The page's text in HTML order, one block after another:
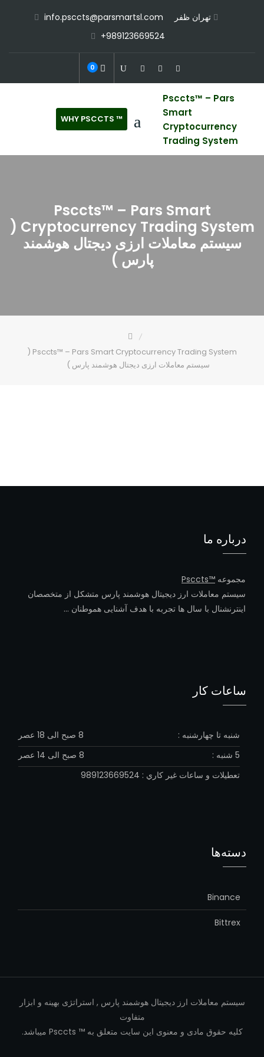
تهران ظفر
info.psccts@parsmartsl.com
+989123669524
0
Psccts™ – Pars
Smart
Cryptocurrency
Trading System
™ WHY PSCCTS
Psccts™ – Pars Smart
Cryptocurrency Trading System (
سیستم معاملات ارزی دیجتال هوشمند
پارس )
Psccts™ – Pars Smart Cryptocurrency Trading System (
سیستم معاملات ارزی دیجتال هوشمند پارس )
درباره ما
مجموعه ™Psccts
سیستم معاملات ارز دیجیتال هوشمند پارس متشکل از متخصصان
اینترنشنال با سال ها تجربه با هدف آشنایی هموطنان …
ساعات کار
شنبه تا چهارشنبه :
8 صبح الی 18 عصر
5 شنبه :
8 صبح الی 14 عصر
تعطيلات و ساعات غير كاري : 989123669524
دسته‌ها
Binance
Bittrex
سیستم معاملات ارز دیجیتال هوشمند پارس , استراتژی بهینه و ابزار
متفاوت
کلیه حقوق مادی و معنوی اين سایت متعلق به ™ Psccts میباشد.